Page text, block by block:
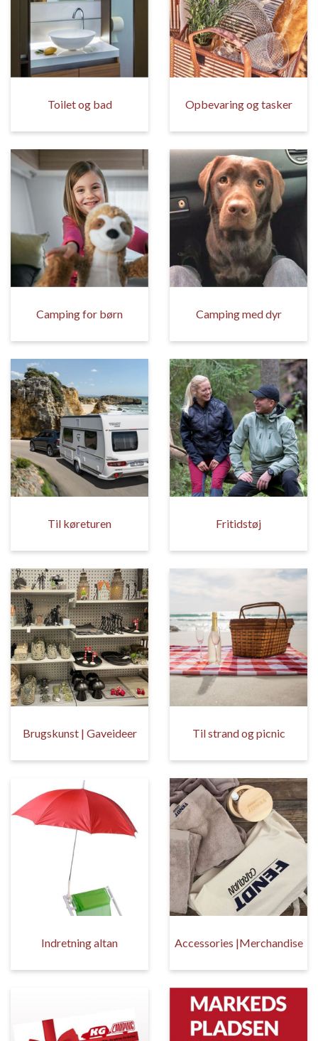
Toilet og bad Opbevaring og tasker
Camping for børn Camping med dyr
Til køreturen Fritidstøj
Brugskunst | Gaveideer Til strand og picnic
Indretning altan Accessories |Merchandise